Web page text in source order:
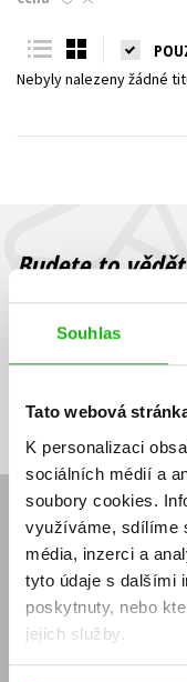
Souhlas
Tato webová
K personalizaci
sociálních médií a
soubory cookies.
využíváme, sdílíme
média, inzerci a
tyto údaje s dalšími
poskytnuty, nebo
jejich služby.
Young adult (SK)
Nebyly nalezeny žádné
Budete to
Zajímá Vás, jaký knižní
sleva, jaká běží soutěž o
mailová
adresa
mailová
adresa
Vaše e-mailová adresa
E-SHOP
Aktuality
Naši autoři
Obchodní podmínky
Jak nakoupit